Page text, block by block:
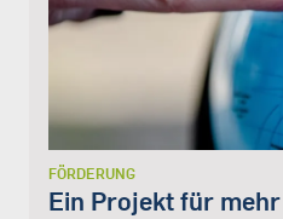
FÖRDERUNG
Ein Projekt für